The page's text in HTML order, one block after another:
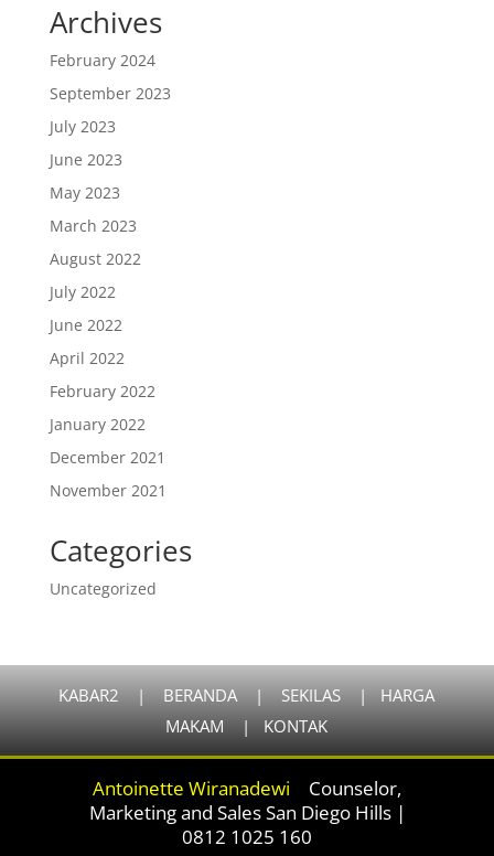
Archives
February 2024
September 2023
July 2023
June 2023
May 2023
March 2023
August 2022
July 2022
June 2022
April 2022
February 2022
January 2022
December 2021
November 2021
Categories
Uncategorized
KABAR2 | BERANDA | SEKILAS | HARGA
MAKAM | KONTAK
Antoinette Wiranadewi
Counselor,
Marketing and Sales San Diego Hills |
0812 1025 160